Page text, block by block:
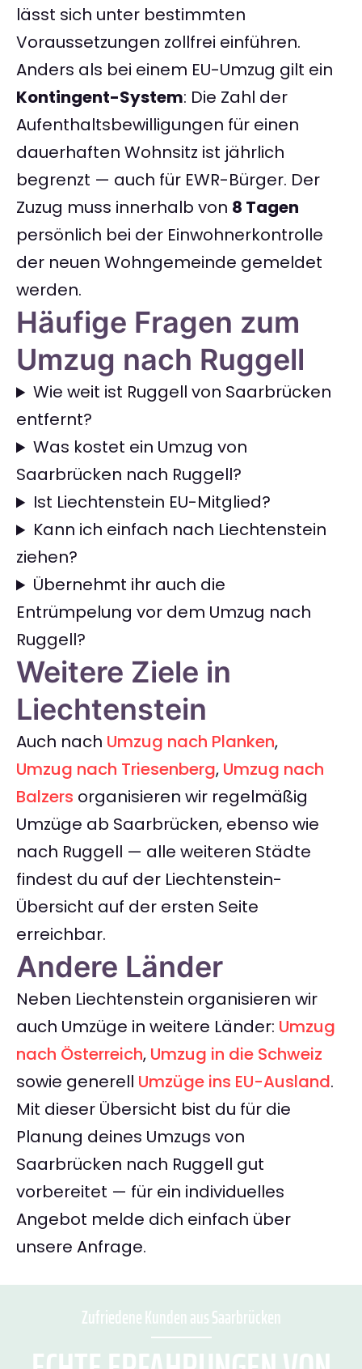
lässt sich unter bestimmten
Voraussetzungen zollfrei einführen.
Anders als bei einem EU-Umzug gilt ein
Kontingent-System: Die Zahl der
Aufenthaltsbewilligungen für einen
dauerhaften Wohnsitz ist jährlich
begrenzt — auch für EWR-Bürger. Der
Zuzug muss innerhalb von 8 Tagen
persönlich bei der Einwohnerkontrolle
der neuen Wohngemeinde gemeldet
werden.
Häufige Fragen zum
Umzug nach Ruggell
Wie weit ist Ruggell von Saarbrücken
entfernt?
Was kostet ein Umzug von
Saarbrücken nach Ruggell?
Ist Liechtenstein EU-Mitglied?
Kann ich einfach nach Liechtenstein
ziehen?
Übernehmt ihr auch die
Entrümpelung vor dem Umzug nach
Ruggell?
Weitere Ziele in
Liechtenstein
Auch nach Umzug nach Planken,
Umzug nach Triesenberg, Umzug nach
Balzers organisieren wir regelmäßig
Umzüge ab Saarbrücken, ebenso wie
nach Ruggell — alle weiteren Städte
findest du auf der Liechtenstein-
Übersicht auf der ersten Seite
erreichbar.
Andere Länder
Neben Liechtenstein organisieren wir
auch Umzüge in weitere Länder: Umzug
nach Österreich, Umzug in die Schweiz
sowie generell Umzüge ins EU-Ausland.
Mit dieser Übersicht bist du für die
Planung deines Umzugs von
Saarbrücken nach Ruggell gut
vorbereitet — für ein individuelles
Angebot melde dich einfach über
unsere Anfrage.
Zufriedene Kunden aus Saarbrücken